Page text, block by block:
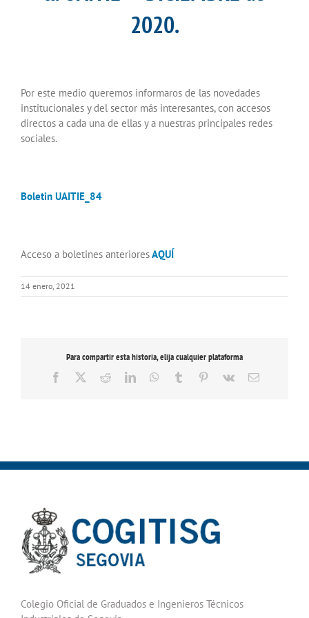
2020.
Por este medio queremos informaros de las novedades
institucionales y del sector más interesantes, con accesos
directos a cada una de ellas y a nuestras principales redes
sociales.
Boletin UAITIE_84
Acceso a boletines anterioresAQUÍ
14 enero, 2021
Para compartir esta historia, elija cualquier plataforma
Facebook RedditLinkedInWhatsApp
Tumblr Pinterest
Vk
Correo
Colegio Oficial de Graduados e Ingenieros Técnicos